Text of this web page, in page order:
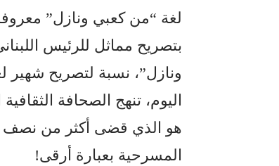
لغة “من كعبي ونازل”
بتصريح مماثل للرئيس
ونازل”، نسبة لتصريح شهير
اليوم، تنهج الصحافة
هو الذي قضى أكثر من نصف
المسرحية بعبارة أرقى!